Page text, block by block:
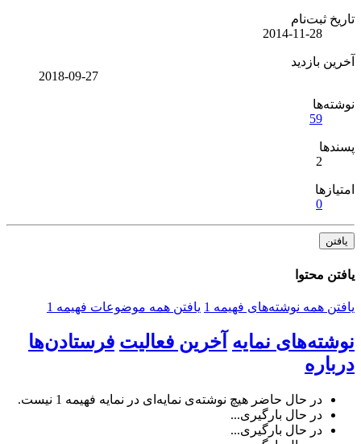
تاریخ ثبت‌نام
2014-11-28
آخرین بازدید
2018-09-27
نوشته‌ها
59
پسندها
2
امتیازها
0
یافتن
یافتن محتوا
یافتن همه نوشته‌های فهیمه 1 یافتن همه موضوعات فهیمه 1
نوشته‌های نمایه آخرین فعالیت فرستادن‌ها
درباره
در حال حاضر هیچ نوشته‌ی نمایه‌ای در نمایه فهیمه 1 نیست.
در حال بارگیری...
در حال بارگیری...